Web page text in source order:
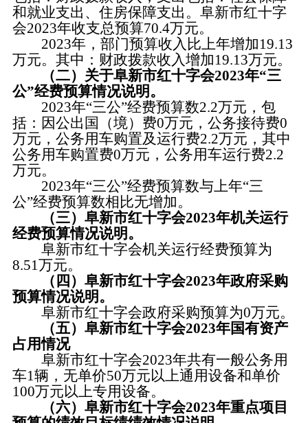
和就业支出、住房保障支出。阜新市红十字
会2023年收支总预算70.4万元。
2023年，部门预算收入比上年增加19.13
万元。其中：财政拨款收入增加19.13万元。
（二）关于阜新市红十字会2023年“三
公”经费预算情况说明。
2023年“三公”经费预算数2.2万元，包
括：因公出国（境）费0万元，公务接待费0
万元，公务用车购置及运行费2.2万元，其中
公务用车购置费0万元，公务用车运行费2.2
万元。
2023年“三公”经费预算数与上年“三
公”经费预算数相比无增加。
（三）阜新市红十字会2023年机关运行
经费预算情况说明。
阜新市红十字会机关运行经费预算为
8.51万元。
（四）阜新市红十字会2023年政府采购
预算情况说明。
阜新市红十字会政府采购预算为0万元。
（五） 阜新市红十字会2023年国有资产
占用情况
阜新市红十字会2023年共有一般公务用
车1辆，无单价50万元以上通用设备和单价
100万元以上专用设备。
（六）阜新市红十字会2023年重点项目